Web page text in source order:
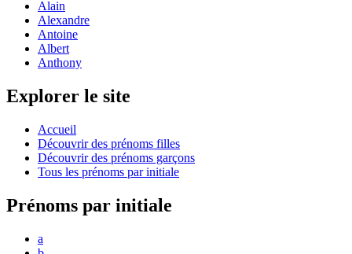
Alain
Alexandre
Antoine
Albert
Anthony
Explorer le site
Accueil
Découvrir des prénoms filles
Découvrir des prénoms garçons
Tous les prénoms par initiale
Prénoms par initiale
a